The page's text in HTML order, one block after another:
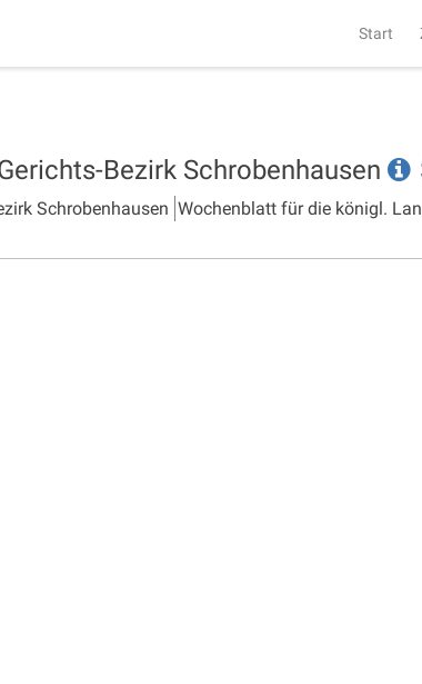
Start
Bezirk Schrobenhausen
Schrobenhausen Wochenblatt für die königl.